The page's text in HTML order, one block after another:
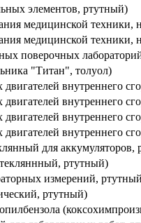
элементов, ртутный)
медицинской техники,
медицинской техники,
поверочных
"Титан", толуол)
внутреннего
внутреннего
внутреннего
внутреннего
для аккумуляторов,
ртутный)
измерений,
ртутный)